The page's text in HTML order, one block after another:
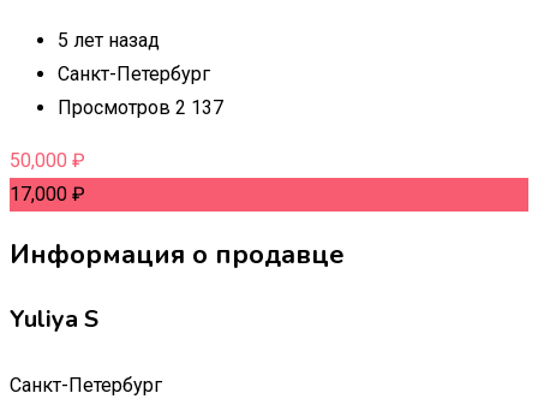
5 лет назад
Санкт-Петербург
Просмотров 2 137
50,000 ₽
17,000 ₽
Информация о продавце
Yuliya S
Санкт-Петербург